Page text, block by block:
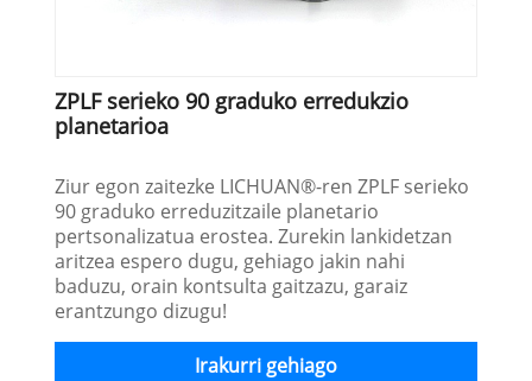
ZPLF serieko 90 graduko erredukzio
planetarioa
Ziur egon zaitezke LICHUAN®-ren ZPLF serieko
90 graduko erreduzitzaile planetario
pertsonalizatua erostea. Zurekin lankidetzan
aritzea espero dugu, gehiago jakin nahi
baduzu, orain kontsulta gaitzazu, garaiz
erantzungo dizugu!
Irakurri gehiago